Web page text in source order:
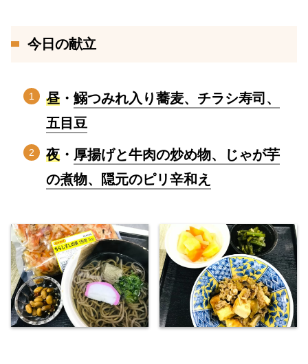
今日の献立
昼・ 鰯つみれ入り蕎麦、チラシ寿司、
五目豆
夜 ・ 厚揚げと牛肉の炒め物、じゃが芋
の煮物、隠元のピリ辛和え